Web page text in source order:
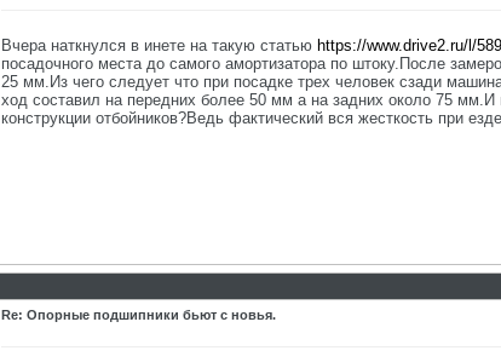
Вчера наткнулся в инете на такую статью https://www.drive2.ru/l/
посадочного места до самого амортизатора по штоку.После
25 мм.Из чего следует что при посадке трех человек сзади
ход составил на передних более 50 мм а на задних около 75 мм.И
конструкции отбойников?Ведь фактический вся жесткость при
Re: Опорные подшипники бьют с новья.